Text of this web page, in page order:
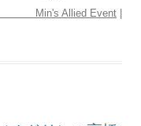
Min's Allied Event